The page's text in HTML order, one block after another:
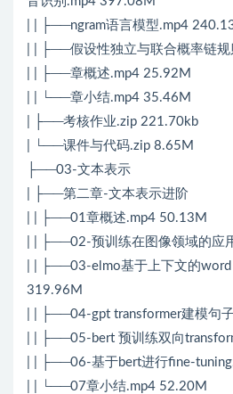
| | ├──ngram语言模型.mp4
| | ├──假设性独立与联合概率链
| | ├──章概述.mp4 25.92M
| | └──章小结.mp4 35.46M
| ├──考核作业.zip 221.70kb
| └──课件与代码.zip 8.65M
├──03-文本表示
| ├──第二章-文本表示进阶
| | ├──01章概述.mp4 50.13M
| | ├──02-预训练在图像领域的应
| | ├──03-elmo基于上下文的word
319.96M
| | ├──04-gpt transformer建模句
| | ├──05-bert 预训练双向
| | ├──06-基于bert进行fine-
| | └──07章小结.mp4 52.20M